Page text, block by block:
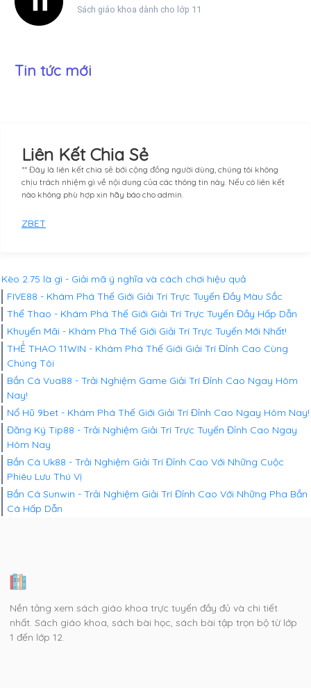
Sách giáo khoa dành cho lớp 11
Tin tức mới
Liên Kết Chia Sẻ
** Đây là liên kết chia sẻ bới cộng đồng người dùng, chúng tôi không
chịu trách nhiệm gì về nội dung của các thông tin này. Nếu có liên kết
nào không phù hợp xin hãy báo cho admin.
ZBET
Kèo 2.75 là gì - Giải mã ý nghĩa và cách chơi hiệu quả
FIVE88 - Khám Phá Thế Giới Giải Trí Trực Tuyến Đầy Màu Sắc
Thể Thao - Khám Phá Thế Giới Giải Trí Trực Tuyến Đầy Hấp Dẫn
Khuyến Mãi - Khám Phá Thế Giới Giải Trí Trực Tuyến Mới Nhất!
THỂ THAO 11WIN - Khám Phá Thế Giới Giải Trí Đỉnh Cao Cùng
Chúng Tôi
Bắn Cá Vua88 - Trải Nghiệm Game Giải Trí Đỉnh Cao Ngay Hôm
Nay!
Nổ Hũ 9bet - Khám Phá Thế Giới Giải Trí Đỉnh Cao Ngay Hôm Nay!
Đăng Ký Tip88 - Trải Nghiệm Giải Trí Trực Tuyến Đỉnh Cao Ngay
Hôm Nay
Bắn Cá Uk88 - Trải Nghiệm Giải Trí Đỉnh Cao Với Những Cuộc
Phiêu Lưu Thú Vị
Bắn Cá Sunwin - Trải Nghiệm Giải Trí Đỉnh Cao Với Những Pha Bắn
Cá Hấp Dẫn
Nền tảng xem sách giáo khoa trực tuyến đầy đủ và chi tiết
nhất. Sách giáo khoa, sách bài học, sách bài tập trọn bộ từ lớp
1 đến lớp 12.